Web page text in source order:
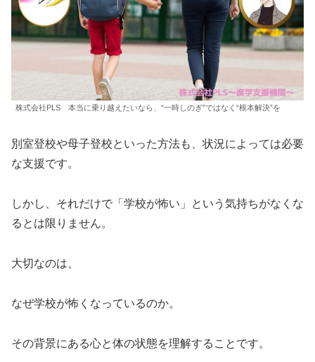
株式会社PLS 本当に乗り越えたいなら、“一時しのぎ”ではなく“根本解決”を
別室登校や母子登校といった方法も、状況によっては必要
な支援です。
しかし、それだけで「学校が怖い」という気持ちがなくな
るとは限りません。
大切なのは、
なぜ学校が怖くなっているのか。
その背景にある心と体の状態を理解することです。